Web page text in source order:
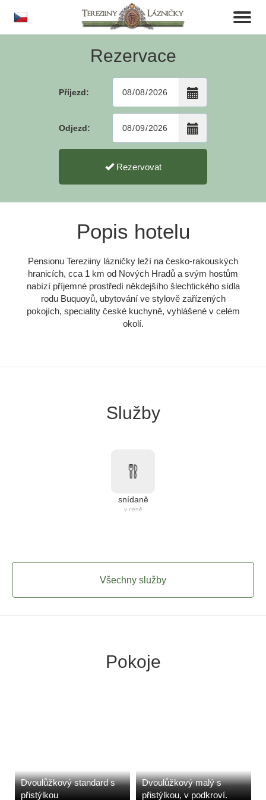
Toggle
Rezervace
Příjezd:
Odjezd:
Rezervovat
Popis hotelu
Pensionu Tereziiny lázničky leží na česko-rakouských
hranicích, cca 1 km od Nových Hradů a svým hostům
nabízí příjemné prostředí někdejšího šlechtického sídla
rodu Buquoyů, ubytování ve stylově zařízených
pokojích, speciality české kuchyně, vyhlášené v celém
okolí.
Služby
snídaně
v ceně
Všechny služby
Pokoje
Dvoulůžkový standard s
přistýlkou
Dvoulůžkový malý s
přistýlkou, v podkroví.